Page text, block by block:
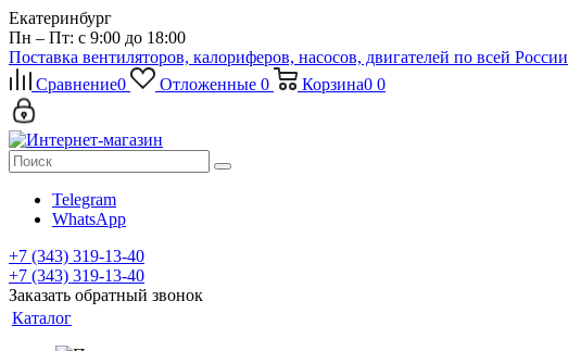
Екатеринбург
Пн – Пт: с 9:00 до 18:00
Поставка вентиляторов, калориферов, насосов, двигателей по всей России
Сравнение0 Отложенные 0 Корзина0 0
Telegram
WhatsApp
+7 (343) 319-13-40
+7 (343) 319-13-40
Заказать обратный звонок
Каталог